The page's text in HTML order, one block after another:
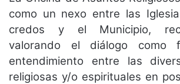
como un nexo entre las
credos y el Municipio,
valorando el diálogo como
entendimiento entre las
religiosas y/o espirituales en